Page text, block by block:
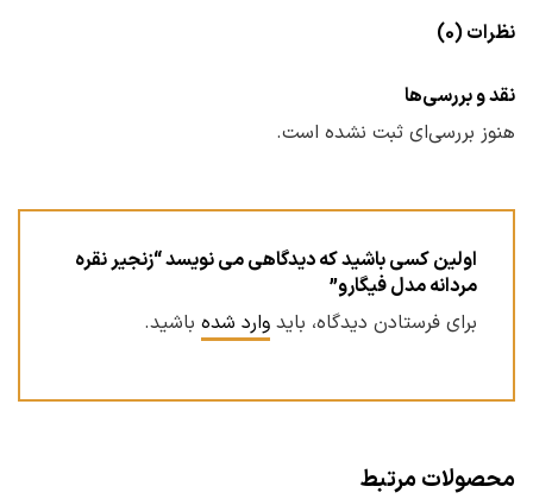
نظرات (0)
نقد و بررسی‌ها
هنوز بررسی‌ای ثبت نشده است.
اولین کسی باشید که دیدگاهی می نویسد “زنجیر نقره
مردانه مدل فیگارو”
برای فرستادن دیدگاه، باید وارد شده باشید.
محصولات مرتبط